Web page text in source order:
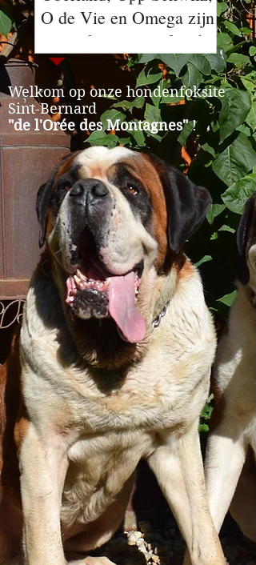
O de Vie en Omega zijn
op zoek naar een familie
Welkom op onze hondenfoksite
Sint-Bernard
"de l'Orée des Montagnes"!